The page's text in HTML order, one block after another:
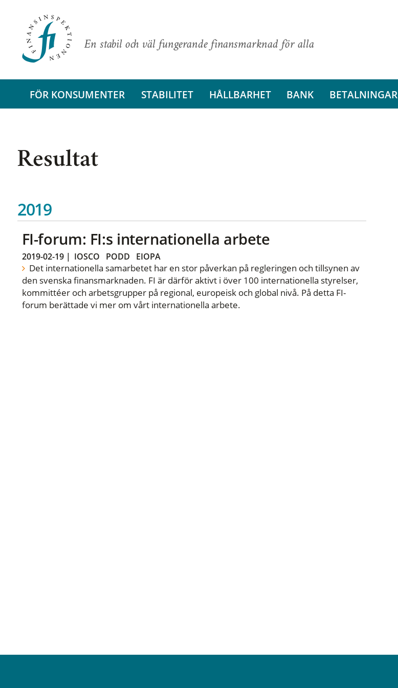
En stabil och väl fungerande finansmarknad för alla
FÖR KONSUMENTER STABILITET HÅLLBARHET BANK BETALNINGAR
Resultat
2019
FI-forum: FI:s internationella arbete
2019-02-19| IOSCO PODD EIOPA
Det internationella samarbetet har en stor påverkan på regleringen och tillsynen av
den svenska finansmarknaden. FI är därför aktivt i över 100 internationella styrelser,
kommittéer och arbetsgrupper på regional, europeisk och global nivå. På detta FI-
forum berättade vi mer om vårt internationella arbete.